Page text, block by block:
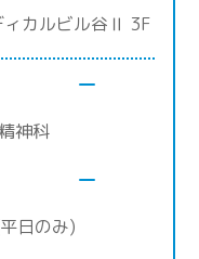
カルビル谷Ⅱ 3F
神科
日のみ)